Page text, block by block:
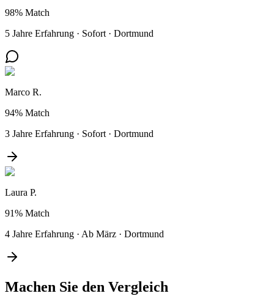
98% Match
5 Jahre Erfahrung · Sofort · Dortmund
Marco R.
94% Match
3 Jahre Erfahrung · Sofort · Dortmund
Laura P.
91% Match
4 Jahre Erfahrung · Ab März · Dortmund
Machen Sie den Vergleich